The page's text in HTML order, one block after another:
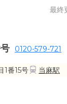
最終
0120-579-721
1番15号 当麻駅